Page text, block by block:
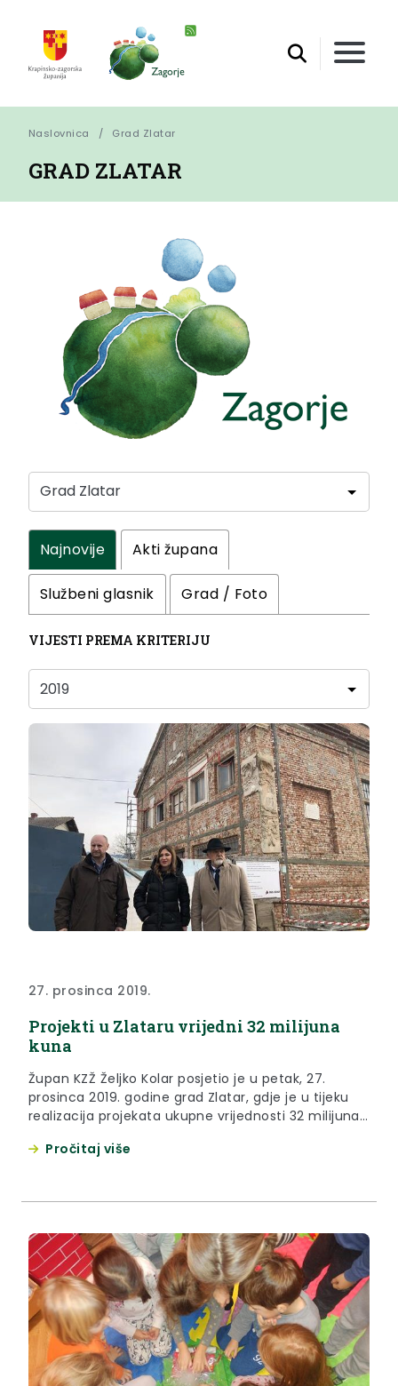
Naslovnica Grad Zlatar
GRAD ZLATAR
Najnovije Akti župana
Službeni glasnik Grad / Foto
VIJESTI PREMA KRITERIJU
27. prosinca 2019.
Projekti u Zlataru vrijedni 32 milijuna
kuna
Župan KZŽ Željko Kolar posjetio je u petak, 27.
prosinca 2019. godine grad Zlatar, gdje je u tijeku
realizacija projekata ukupne vrijednosti 32 milijuna
Pročitaj više